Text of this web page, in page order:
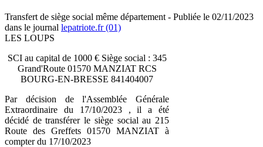
Transfert de siège social même département - Publiée le 02/11/2023
dans le journal lepatriote.fr (01)
LES LOUPS
SCI au capital de 1000 € Siège social : 345
Grand'Route 01570 MANZIAT RCS
BOURG-EN-BRESSE 841404007
Par décision de l'Assemblée Générale
Extraordinaire du 17/10/2023 , il a été
décidé de transférer le siège social au 215
Route des Greffets 01570 MANZIAT à
compter du 17/10/2023